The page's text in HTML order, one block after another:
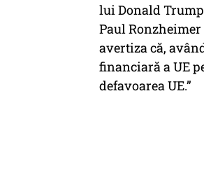
lui Donald
Paul
avertiza că,
financiară a UE
defavoarea UE.”